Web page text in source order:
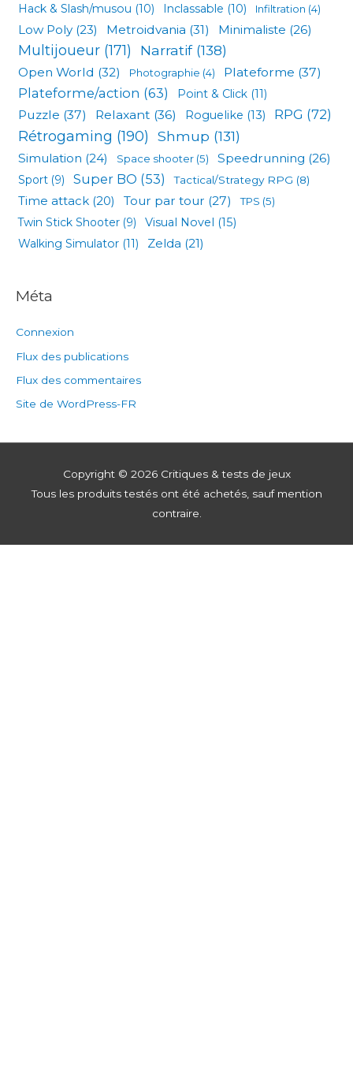
Hack & Slash/musou (10) Inclassable (10) Infiltration (4)
Low Poly (23) Metroidvania (31) Minimaliste (26)
Multijoueur (171) Narratif(138)
Open World (32) Photographie (4) Plateforme (37)
Plateforme/action (63) Point & Click (11)
Puzzle (37) Relaxant (36) Roguelike (13) RPG (72)
Rétrogaming (190) Shmup (131)
Simulation (24) Space shooter (5) Speedrunning (26)
Sport (9) Super BO (53) Tactical/Strategy RPG (8)
Time attack (20) Tour par tour (27) TPS (5)
Twin Stick Shooter (9) Visual Novel (15)
Walking Simulator (11) Zelda (21)
Méta
Connexion
Flux des publications
Flux des commentaires
Site de WordPress-FR
Copyright © 2026 Critiques & tests de jeux
Tous les produits testés ont été achetés, sauf mention
contraire.